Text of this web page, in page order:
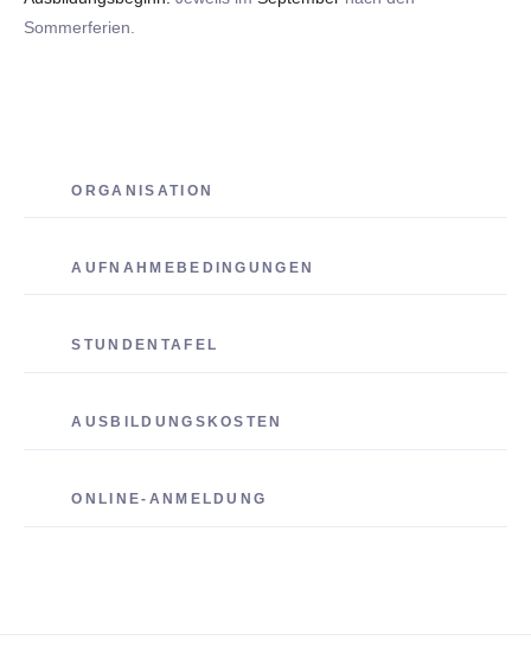
Sommerferien.
ORGANISATION
AUFNAHMEBEDINGUNGEN
STUNDENTAFEL
AUSBILDUNGSKOSTEN
ONLINE-ANMELDUNG